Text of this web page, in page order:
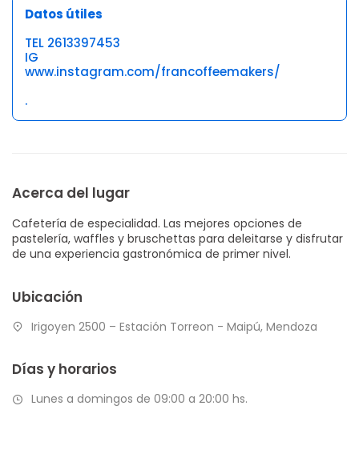
Datos útiles
TEL 2613397453
IG
www.instagram.com/francoffeemakers/
.
Acerca del lugar
Cafetería de especialidad. Las mejores opciones de
pastelería, waffles y bruschettas para deleitarse y disfrutar
de una experiencia gastronómica de primer nivel.
Ubicación
Irigoyen 2500 – Estación Torreon - Maipú, Mendoza
Días y horarios
Lunes a domingos de 09:00 a 20:00 hs.